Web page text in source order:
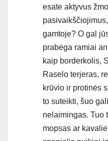
esate aktyvus
gamtoje? O gal
prabėga ramiai
kaip borderkolis,
Raselo terjeras,
krūvio ir protinės
to suteikti, šuo
nelaimingas. Tuo
mopsas ar